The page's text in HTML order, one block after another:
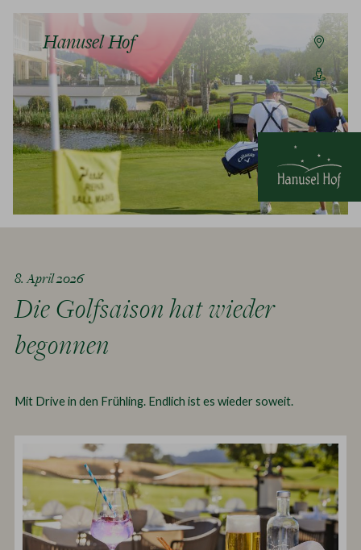
Hanusel Hof
8. April 2026
Die Golfsaison hat wieder
begonnen
Mit Drive in den Frühling. Endlich ist es wieder soweit.